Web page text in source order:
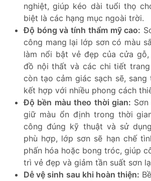
nghiệt, giúp kéo dài tuổi thọ
biệt là các hạng mục ngoài trời.
Độ bóng và tính thẩm mỹ cao:
công mang lại lớp sơn có màu
làm nổi bật vẻ đẹp của cửa
đồ nội thất và các chi tiết
còn tạo cảm giác sạch sẽ, sang
kết hợp với nhiều phong cách
Độ bền màu theo thời gian:
giữ màu ổn định trong thời
công đúng kỹ thuật và sử
phù hợp, lớp sơn sẽ hạn chế
phấn hóa hoặc bong tróc, giúp
trì vẻ đẹp và giảm tần suất sơn
Dễ vệ sinh sau khi hoàn thiện: